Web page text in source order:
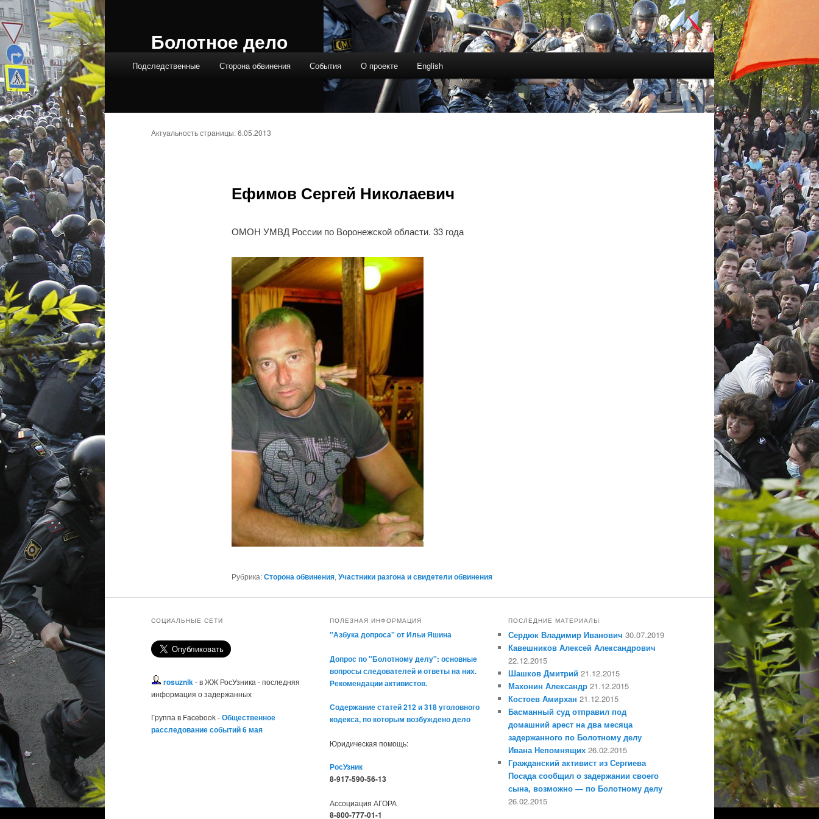
Болотное дело
Подследственные Сторона обвинения События О проекте English
Ефимов Сергей Николаевич
Актуальность страницы: 6.05.2013
ОМОН УМВД России по Воронежской области. 33 года
Рубрика:Сторона обвинения,Участники разгона и свидетели обвинения
СОЦИАЛЬНЫЕ СЕТИ
rosuznik- в ЖЖ РосУзника - последняя
информация о задержанных
Группа в Facebook -Общественное
расследование событий 6 мая
ПОЛЕЗНАЯ ИНФОРМАЦИЯ
"Азбука допроса" от Ильи Яшина
Допрос по "Болотному делу": основные
вопросы следователей и ответы на них.
Рекомендации активистов.
Содержание статей 212 и 318 уголовного
кодекса, по которым возбуждено дело
Юридическая помощь:
РосУзник
8-917-590-56-13
Ассоциация АГОРА
8-800-777-01-1
ПОСЛЕДНИЕ МАТЕРИАЛЫ
Сердюк Владимир Иванович 30.07.2019
Кавешников Алексей Александрович
22.12.2015
Шашков Дмитрий 21.12.2015
Махонин Александр 21.12.2015
Костоев Амирхан 21.12.2015
Басманный суд отправил под
домашний арест на два месяца
задержанного по Болотному делу
Ивана Непомнящих 26.02.2015
Гражданский активист из Сергиева
Посада сообщил о задержании своего
сына, возможно — по Болотному делу
26.02.2015